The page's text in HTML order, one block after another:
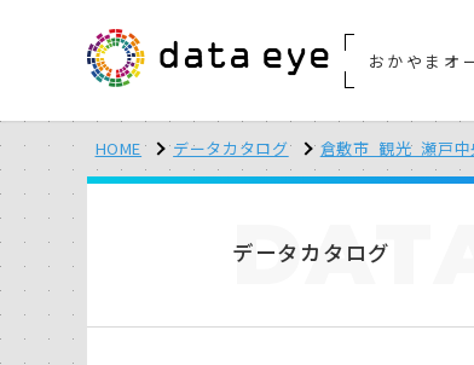
おかやまオ
HOME データカタログ 倉敷市_観光_瀬戸
データカタログ
DATA